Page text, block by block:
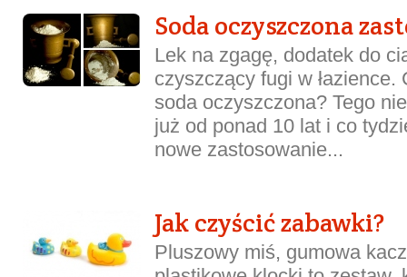
Soda oczyszczona
Lek na zgagę, dodatek do
czyszczący fugi w łazience.
soda oczyszczona? Tego
już od ponad 10 lat i co
nowe zastosowanie...
Jak czyścić zabawki?
Pluszowy miś, gumowa